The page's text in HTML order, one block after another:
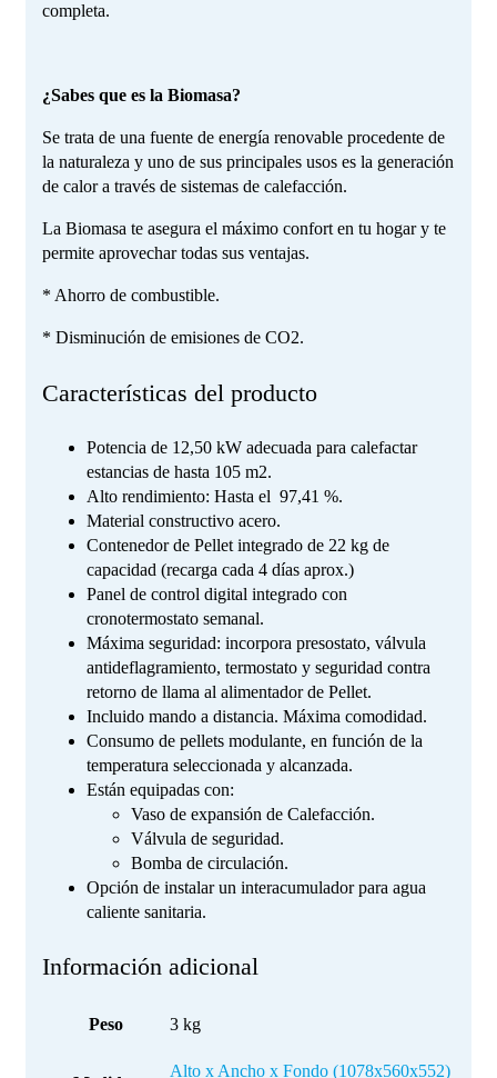
completa.
¿Sabes que es la Biomasa?
Se trata de una fuente de energía renovable procedente de
la naturaleza y uno de sus principales usos es la generación
de calor a través de sistemas de calefacción.
La Biomasa te asegura el máximo confort en tu hogar y te
permite aprovechar todas sus ventajas.
* Ahorro de combustible.
* Disminución de emisiones de CO2.
Características del producto
Potencia de 12,50 kW adecuada para calefactar
estancias de hasta 105 m2.
Alto rendimiento: Hasta el 97,41 %.
Material constructivo acero.
Contenedor de Pellet integrado de 22 kg de
capacidad (recarga cada 4 días aprox.)
Panel de control digital integrado con
cronotermostato semanal.
Máxima seguridad: incorpora presostato, válvula
antideflagramiento, termostato y seguridad contra
retorno de llama al alimentador de Pellet.
Incluido mando a distancia. Máxima comodidad.
Consumo de pellets modulante, en función de la
temperatura seleccionada y alcanzada.
Están equipadas con:
Vaso de expansión de Calefacción.
Válvula de seguridad.
Bomba de circulación.
Opción de instalar un interacumulador para agua
caliente sanitaria.
Información adicional
Peso 3 kg
Alto x Ancho x Fondo (1078x560x552)